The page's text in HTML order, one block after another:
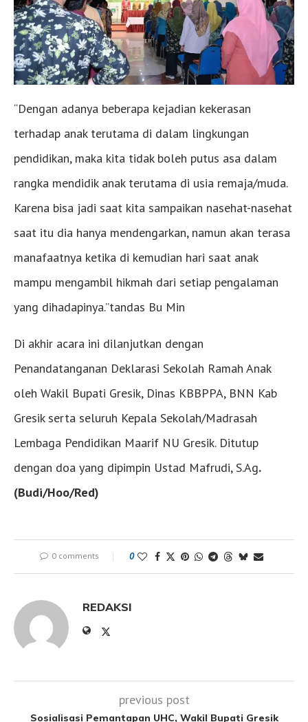
“Dengan adanya beberapa kejadian kekerasan
terhadap anak terutama di dalam lingkungan
pendidikan, maka kita tidak boleh putus asa dalam
rangka mendidik anak terutama di usia remaja/muda.
Karena bisa jadi saat kita sampaikan nasehat-nasehat
saat itu dia hanya mendengarkan, namun akan terasa
manafaatnya ketika di kemudian hari saat anak
mampu mengambil hikmah dari setiap pengalaman
yang dihadapinya.”tandas Bu Min
Di akhir acara ini dilanjutkan dengan
Penandatanganan Deklarasi Sekolah Ramah Anak
oleh Wakil Bupati Gresik, Dinas KBBPPA, BNN Kab
Gresik serta seluruh Kepala Sekolah/Madrasah
Lembaga Pendidikan Maarif NU Gresik. Ditutup
dengan doa yang dipimpin Ustad Mafrudi, S.Ag.
(Budi/Hoo/Red)
0 comments 0
REDAKSI
previous post
Sosialisasi Pemantapan UHC, Wakil Bupati Gresik